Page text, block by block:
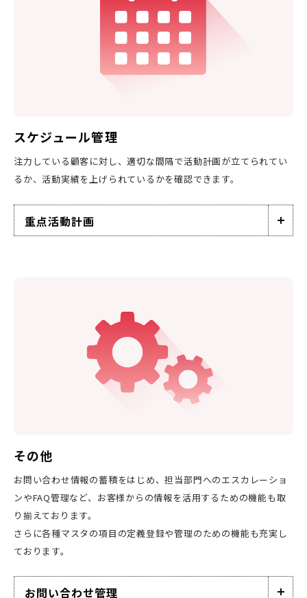
スケジュール管理
注力している顧客に対し、適切な間隔で活動計画が立てられてい
るか、活動実績を上げられているかを確認できます。
重点活動計画
その他
お問い合わせ情報の蓄積をはじめ、担当部門へのエスカレーショ
ンやFAQ管理など、お客様からの情報を活用するための機能も取
り揃えております。
さらに各種マスタの項目の定義登録や管理のための機能も充実し
ております。
お問い合わせ管理